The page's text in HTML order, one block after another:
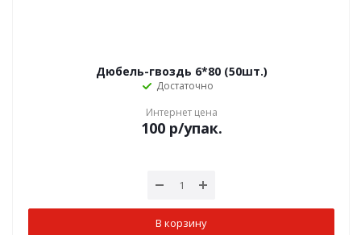
Дюбель-гвоздь 6*80 (50шт.)
Достаточно
Интернет цена
100р/упак.
В корзину